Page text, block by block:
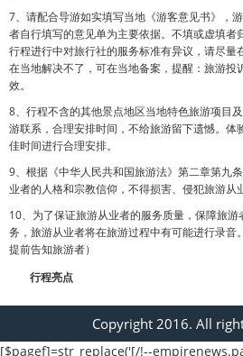
7、请配合导游如实填写当地《游客意见书》，
者自行填写的意见单为主要依据。不填或虚填者
行程进行中对旅行社的服务标准有异议，请尽量
在当地解决不了，可在当地备案，提醒：旅游
效。
8、行程不含的其他景点地区当地特色旅游项目
游联系，合理安排时间，不给旅游留下遗憾。体
佳时间进行合理安排。
9、根据《中华人民共和国旅游法》第二章第九
业者的人格和宗教信仰，不得损害、侵犯旅游从
10、为了保证旅游从业者的服务质量，保障旅
务，旅游从业者将在旅游过程中有可能进行录音
提前告知旅游者）
行程亮点
Copyright 2016. All
[$pagef]=str_replace('[/!--